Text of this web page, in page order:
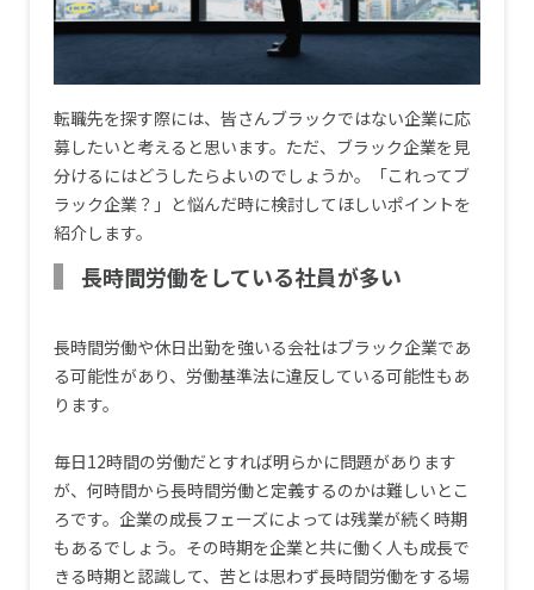
転職先を探す際には、皆さんブラックではない企業に応
募したいと考えると思います。ただ、ブラック企業を見
分けるにはどうしたらよいのでしょうか。「これってブ
ラック企業？」と悩んだ時に検討してほしいポイントを
紹介します。
長時間労働をしている社員が多い
長時間労働や休日出勤を強いる会社はブラック企業であ
る可能性があり、労働基準法に違反している可能性もあ
ります。
毎日12時間の労働だとすれば明らかに問題があります
が、何時間から長時間労働と定義するのかは難しいとこ
ろです。企業の成長フェーズによっては残業が続く時期
もあるでしょう。その時期を企業と共に働く人も成長で
きる時期と認識して、苦とは思わず長時間労働をする場